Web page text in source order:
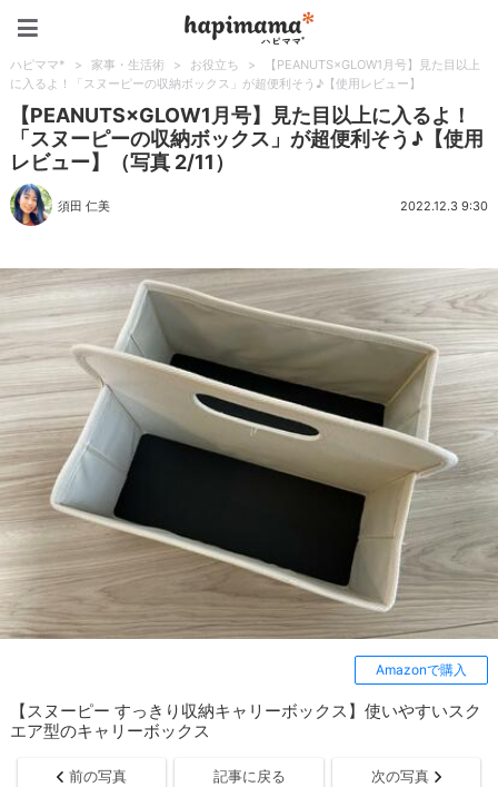
ハピママ* > 家事・生活術 > お役立ち >
【PEANUTS×GLOW1月号】見た目以上
に入るよ！「スヌーピーの収納ボックス」が超便利そう♪【使用レビュー】
【PEANUTS×GLOW1月号】見た目以上に入るよ！
「スヌーピーの収納ボックス」が超便利そう♪【使用
レビュー】（写真 2/11）
須田 仁美 2022.12.3 9:30
Amazonで購入
【スヌーピー すっきり収納キャリーボックス】使いやすいスク
エア型のキャリーボックス
前の写真 記事に戻る 次の写真